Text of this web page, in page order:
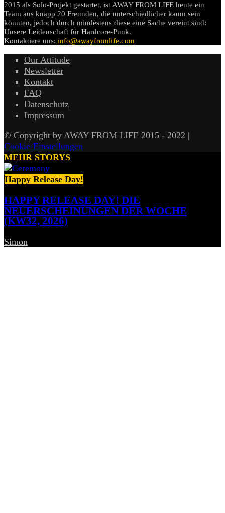
2015 als Solo-Projekt gestartet, ist AWAY FROM LIFE heute ein
Team aus knapp 20 Freunden, die unterschiedlicher kaum sein
könnten, jedoch durch mindestens diese eine Sache vereint sind:
Unsere Leidenschaft für Hardcore-Punk.
Kontaktiere uns: info@awayfromlife.com
Our Attitude
Newsletter
Kontakt
FAQ
Datenschutz
Impressum
© Copyright by AWAY FROM LIFE 2015 - 2022 |
Cookie-Einstellungen
MEHR STORYS
Happy Release Day!
HAPPY RELEASE DAY! DIE
NEUERSCHEINUNGEN DER WOCHE
(KW32, 2026)
Simon